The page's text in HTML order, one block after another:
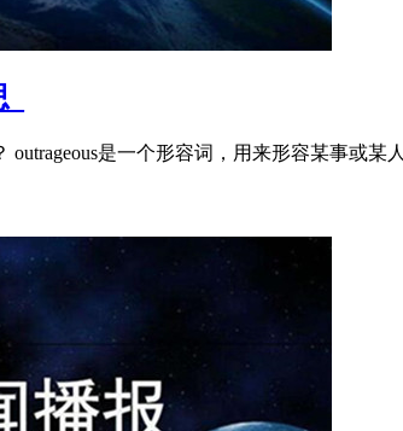
outrageous是一个形容词，用来形容某事或